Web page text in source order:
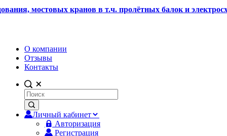
мостовых кранов в т.ч. пролётных балок и
О компании
Отзывы
Контакты
Личный кабинет
Авторизация
Регистрация